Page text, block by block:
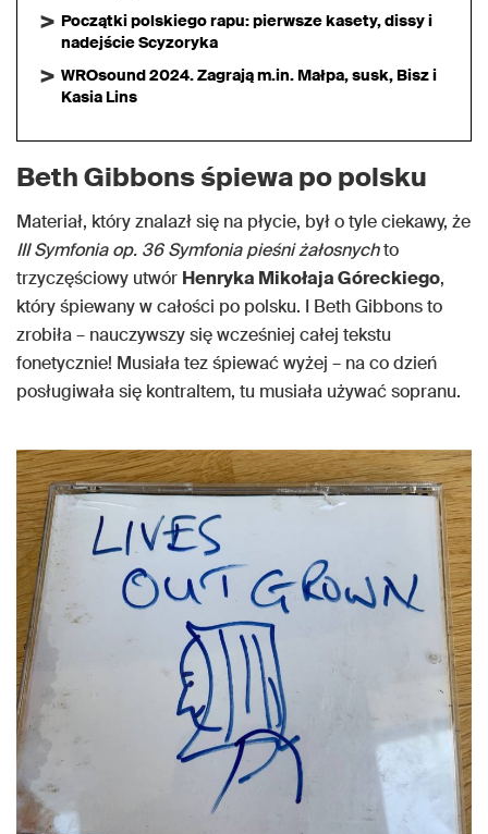
Początki polskiego rapu: pierwsze kasety, dissy i
nadejście Scyzoryka
WROsound 2024. Zagrają m.in. Małpa, susk, Bisz i
Kasia Lins
Beth Gibbons śpiewa po polsku
Materiał, który znalazł się na płycie, był o tyle ciekawy, że
III Symfonia op. 36 Symfonia pieśni żałosnychto
trzyczęściowy utwór Henryka Mikołaja Góreckiego,
który śpiewany w całości po polsku. I Beth Gibbons to
zrobiła – nauczywszy się wcześniej całej tekstu
fonetycznie! Musiała tez śpiewać wyżej – na co dzień
posługiwała się kontraltem, tu musiała używać sopranu.